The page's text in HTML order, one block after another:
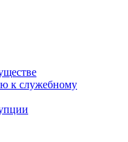
к служебному